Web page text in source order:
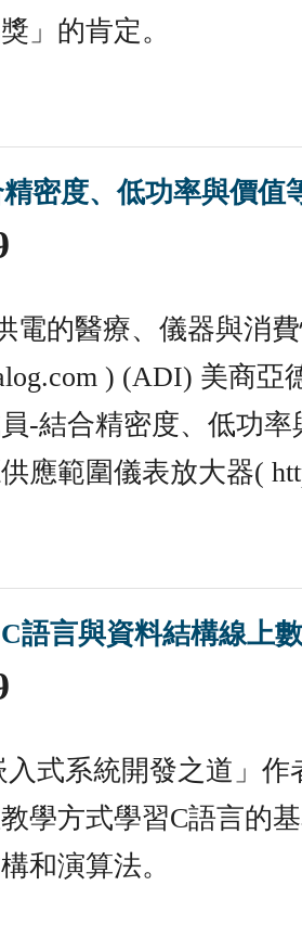
」的肯定。
密度、低功率與價值
電的醫療、儀器與消
) (ADI) 美商
-結合精密度、低功
應範圍儀表放大器(
C語言與資料結構線上
入式系統開發之道」
學方式學習C語言的
和演算法。